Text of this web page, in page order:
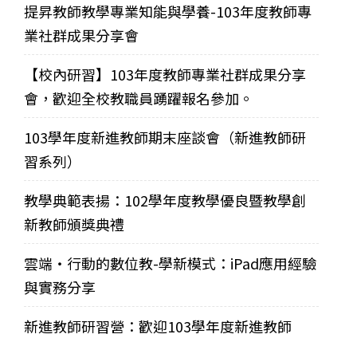
提昇教師教學專業知能與學養-103年度教師專
業社群成果分享會
【校內研習】103年度教師專業社群成果分享
會，歡迎全校教職員踴躍報名參加。
103學年度新進教師期末座談會（新進教師研
習系列）
教學典範表揚：102學年度教學優良暨教學創
新教師頒獎典禮
雲端‧行動的數位教-學新模式：iPad應用經驗
與實務分享
新進教師研習營：歡迎103學年度新進教師